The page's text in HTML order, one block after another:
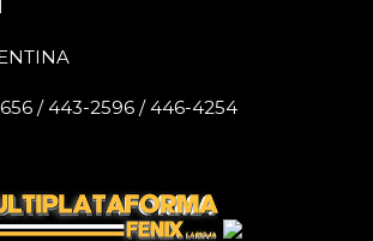
/ 443-2596 / 446-4254